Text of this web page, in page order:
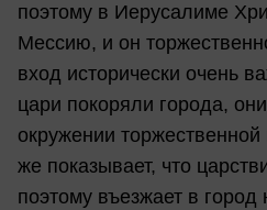
поэтому в Иерусалиме
Мессию, и он
вход исторически очень
цари покоряли города,
окружении
же показывает, что
поэтому въезжает в город